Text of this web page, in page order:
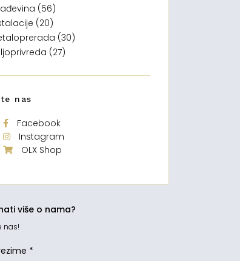
(56)
(20)
(30)
(27)
nas
Facebook
Instagram
OLX Shop
više o nama?
nas!
*